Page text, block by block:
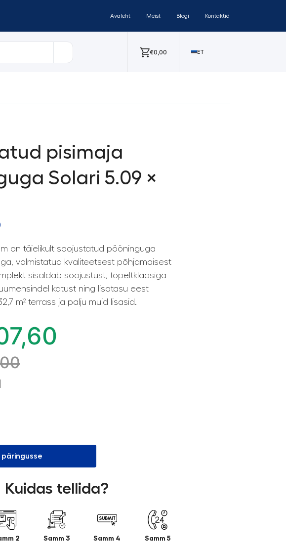
Avaleht Meist Blogi Kontaktid
€0,00 ET
pisimaja
Solari 5.09 ×
m on täielikult soojustatud pööninguga
valmistatud kvaliteetsest põhjamaisest
sisaldab soojustust, topeltklaasiga
katust ning lisatasu eest
m² terrass ja palju muid lisasid.
päringusse
Kuidas tellida?
2 Samm 3 Samm 4 Samm 5